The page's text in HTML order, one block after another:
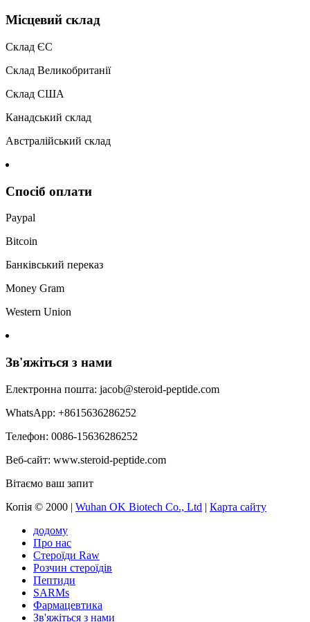
Місцевий склад
Склад ЄС
Склад Великобританії
Склад США
Канадський склад
Австралійський склад
Спосіб оплати
Paypal
Bitcoin
Банківський переказ
Money Gram
Western Union
Зв'яжіться з нами
Електронна пошта: jacob@steroid-peptide.com
WhatsApp: +8615636286252
Телефон: 0086-15636286252
Веб-сайт: www.steroid-peptide.com
Вітаємо ваш запит
Копія © 2000 | Wuhan OK Biotech Co., Ltd | Карта сайту
додому
Про нас
Стероїди Raw
Розчин стероїдів
Пептиди
SARMs
Фармацевтика
Зв'яжіться з нами